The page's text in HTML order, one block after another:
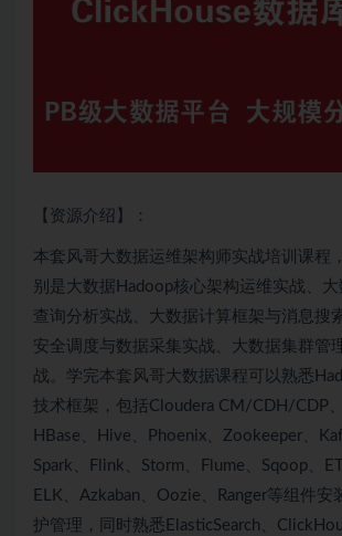
【资源介绍】：
本套风哥大数据运维架构师实战培训课程
别是大数据 Hadoop核心架构运维实战、
查询分析实战、大数据计算框架与消息搜
安全调度与数据采集实战、大数据集群管
战。学完本套风哥大数据课程可以熟悉
技术框架，包括Cloudera CM/CDH/CDP、
HBase、
Hive 、Phoenix、 Zookeeper、
Spark、
Flink 、Storm、 Flume 、Sqoop、
ELK、Azkaban、Oozie、Ranger等组件安
护管理，同时熟悉ElasticSearch、